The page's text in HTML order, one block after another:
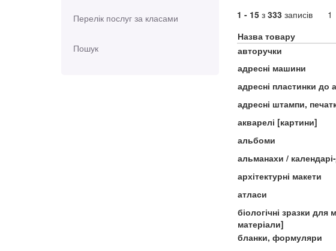
Перелік послуг за класами
Пошук
1 - 15з 333записів 1
Назва товару
авторучки
адресні машини
адресні пластинки до
адресні штампи,
акварелі [картини]
альбоми
альманахи /
архітектурні макети
атласи
біологічні зразки для
матеріали]
бланки, формуляри